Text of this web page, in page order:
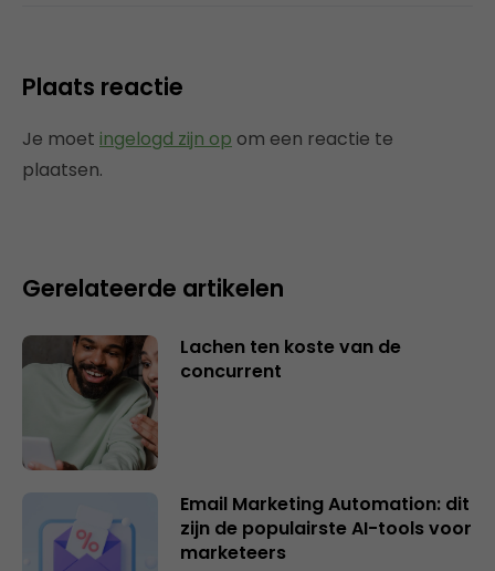
Plaats reactie
Je moet ingelogd zijn op om een reactie te
plaatsen.
Gerelateerde artikelen
Lachen ten koste van de
concurrent
Email Marketing Automation: dit
zijn de populairste AI-tools voor
marketeers